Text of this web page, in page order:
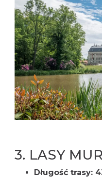
3. LASY
Długość trasy: